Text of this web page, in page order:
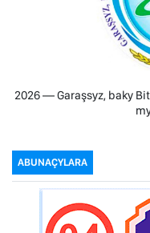
2026 — Garaşsyz, baky
ABUNAÇYLARA